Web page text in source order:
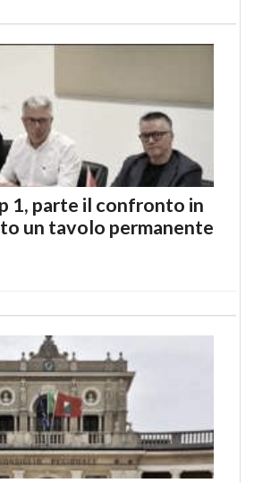
1, parte il confronto in
un tavolo permanente